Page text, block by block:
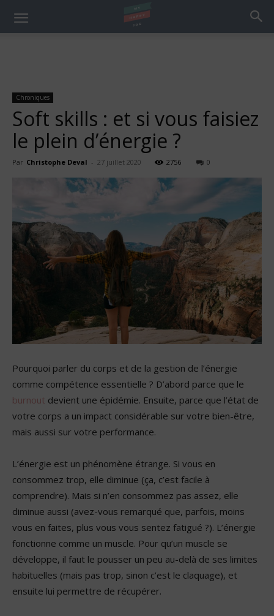
Chroniques
Soft skills : et si vous faisiez
le plein d’énergie ?
Par Christophe Deval - 27 juillet 2020 2756 0
Pourquoi parler du corps et de la gestion de l’énergie
comme compétence essentielle ? D’abord parce que le
burnout devient une épidémie. Ensuite, parce que l’état de
votre corps a un impact considérable sur votre bien-être,
mais aussi sur votre performance.
L’énergie est un phénomène étrange. Si vous en
consommez trop, elle diminue (ça, c’est facile à
comprendre). Mais si n’en consommez pas assez, elle
diminue aussi (avez-vous remarqué que, parfois, moins
vous en faites, plus vous vous sentez fatigué ?). L’énergie
fonctionne comme un muscle. Pour qu’un muscle se
développe, il faut le pousser un peu au-delà de ses limites
habituelles (mais pas trop, sinon c’est le claquage), et
ensuite lui permettre de récupérer.